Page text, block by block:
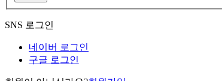
SNS 로그인
네이버 로그인
구글 로그인